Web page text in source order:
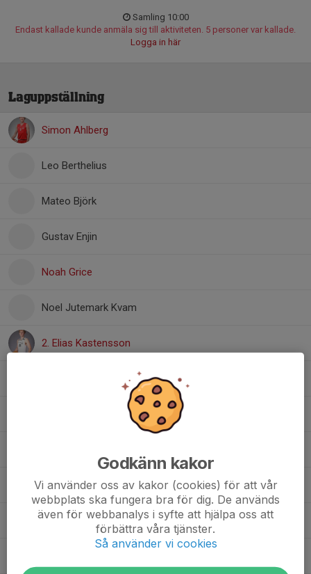
Samling 10:00
Endast kallade kunde anmäla sig till aktiviteten. 5 personer var kallade.
Logga in här
Laguppställning
Simon Ahlberg
Leo Berthelius
Mateo Björk
Gustav Enjin
Noah Grice
Noel Jutemark Kvam
2. Elias Kastensson
Lorenzo Mugani
Kristoffer Nilsson
Godkänn kakor
Vi använder oss av kakor (cookies) för att vår
webbplats ska fungera bra för dig. De används
även för webbanalys i syfte att hjälpa oss att
förbättra våra tjänster.
Så använder vi cookies